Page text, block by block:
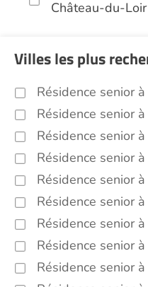
Château-du-
Villes les plus
Résidence senior
Résidence senior
Résidence senior
Résidence senior
Résidence senior
Résidence senior
Résidence senior
Résidence senior
Résidence senior